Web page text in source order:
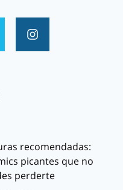
recomendadas:
picantes que no
perderte